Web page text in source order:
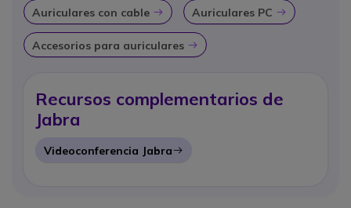
Auriculares con cable Icon Auriculares PC Icon
Accesorios para auriculares Icon
Recursos complementarios de
Jabra
Videoconferencia Jabra